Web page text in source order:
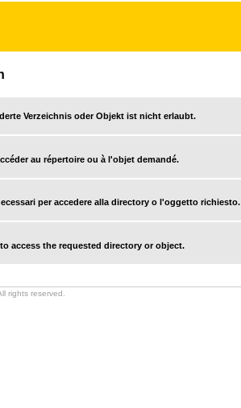
Verzeichnis oder Objekt ist nicht erlaubt.
au répertoire ou à l'objet demandé.
per accedere alla directory o l'oggetto richiesto.
access the requested directory or object.
rights reserved.